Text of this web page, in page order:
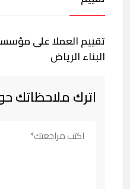
تقييم العملا على
البناء الرياض
اترك ملاحظاتك